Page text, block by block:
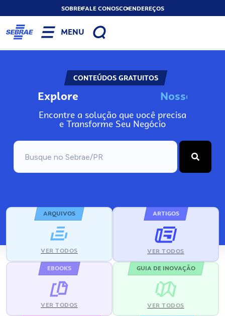
SOBREFALE CONOSCOENDEREÇOS
MENU
CONTEÚDOS GRATUITOS
Explore Nosso
Encontre a solução que você precisa
e Transforme Seu Negócio
ARQUIVOS
VER TODOS
ARTIGOS
VER TODOS
EBOOKS
VER TODOS
GUIA DE INOVAÇÃO
VER TODOS